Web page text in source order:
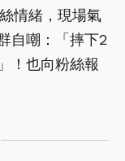
情緒，現場氣
自嘲：「摔下2
！也向粉絲報